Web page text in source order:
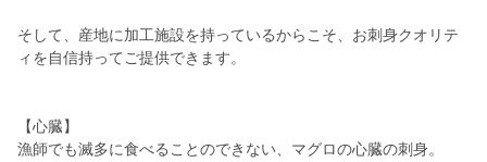
そして、産地に加工施設を持っているからこそ、お刺身クオリテ
ィを自信持ってご提供できます。
【心臓】
漁師でも滅多に食べることのできない、マグロの心臓の刺身。